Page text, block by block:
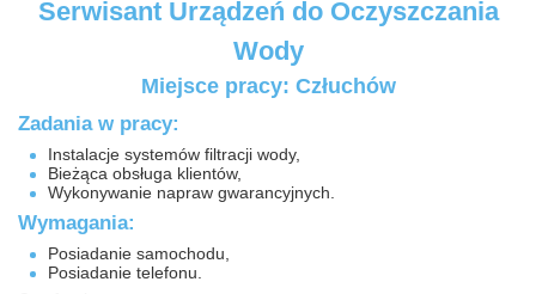
Serwisant Urządzeń do Oczyszczania
Wody
Miejsce pracy: Człuchów
Zadania w pracy:
Instalacje systemów filtracji wody,
Bieżąca obsługa klientów,
Wykonywanie napraw gwarancyjnych.
Wymagania:
Posiadanie samochodu,
Posiadanie telefonu.